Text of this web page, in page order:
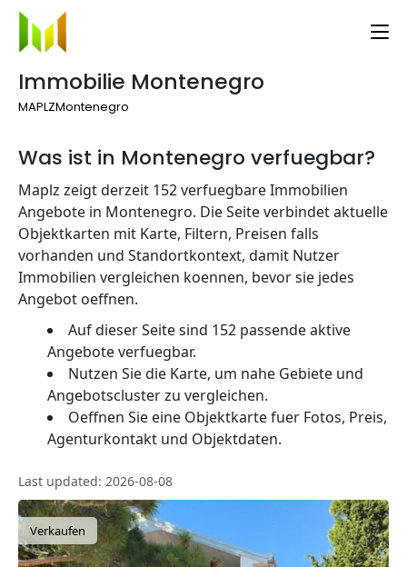
Immobilie Montenegro
MAPLZMontenegro
Was ist in Montenegro verfuegbar?
Maplz zeigt derzeit 152 verfuegbare Immobilien
Angebote in Montenegro. Die Seite verbindet aktuelle
Objektkarten mit Karte, Filtern, Preisen falls
vorhanden und Standortkontext, damit Nutzer
Immobilien vergleichen koennen, bevor sie jedes
Angebot oeffnen.
Auf dieser Seite sind 152 passende aktive
Angebote verfuegbar.
Nutzen Sie die Karte, um nahe Gebiete und
Angebotscluster zu vergleichen.
Oeffnen Sie eine Objektkarte fuer Fotos, Preis,
Agenturkontakt und Objektdaten.
Last updated: 2026-08-08
Verkaufen